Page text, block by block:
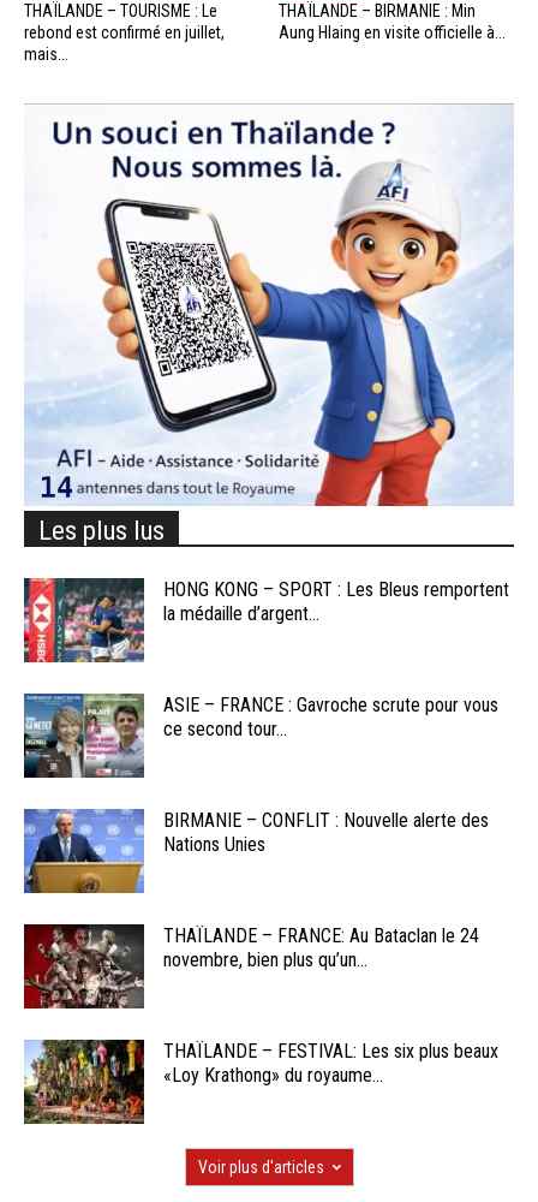
THAÏLANDE – TOURISME : Le
rebond est confirmé en juillet,
mais...
THAÏLANDE – BIRMANIE : Min
Aung Hlaing en visite officielle à...
Les plus lus
HONG KONG – SPORT : Les Bleus remportent
la médaille d’argent...
ASIE – FRANCE : Gavroche scrute pour vous
ce second tour...
BIRMANIE – CONFLIT : Nouvelle alerte des
Nations Unies
THAÏLANDE – FRANCE: Au Bataclan le 24
novembre, bien plus qu’un...
THAÏLANDE – FESTIVAL: Les six plus beaux
«Loy Krathong» du royaume...
Voir plus d'articles